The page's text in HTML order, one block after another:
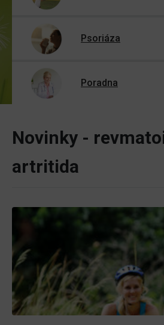
Psoriáza
Poradna
Novinky -
artritida